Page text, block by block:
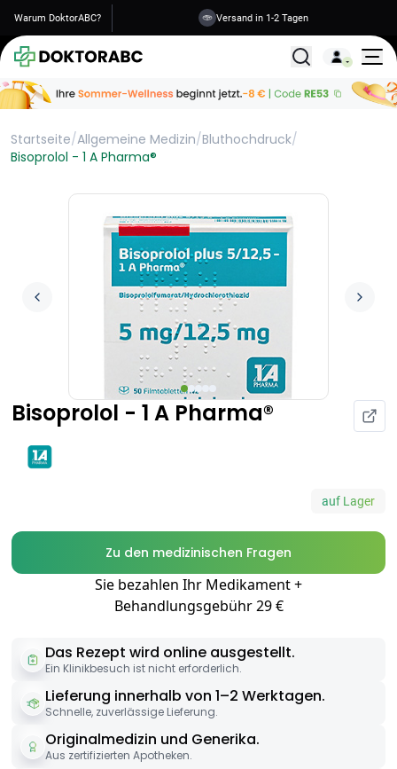
Warum DoktorABC? Versand in 1-2 Tagen
Alle
Startseite/Allgemeine Medizin/Bluthochdruck/
Bisoprolol - 1 A Pharma®
Bisoprolol - 1 A Pharma®
auf Lager
Zu den medizinischen Fragen
Sie bezahlen Ihr Medikament +
Behandlungsgebühr 29 €
Das Rezept wird online ausgestellt.
Ein Klinikbesuch ist nicht erforderlich.
Lieferung innerhalb von 1–2 Werktagen.
Schnelle, zuverlässige Lieferung.
Originalmedizin und Generika.
Aus zertifizierten Apotheken.